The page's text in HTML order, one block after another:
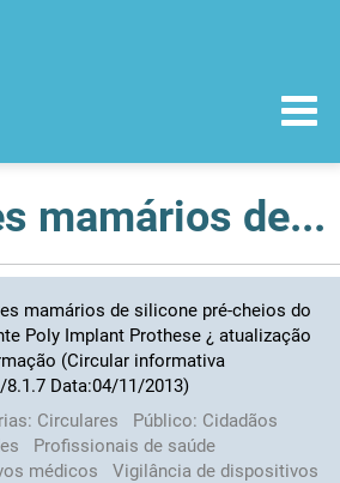
Implantes mamários de silicone pré-cheios do fabricante Poly Implant Prothese ¿ atualização de informação (Circular informativa 245/CD/8.1.7 Data:04/11/2013)
mamários de silicone pré-cheios do
Poly Implant Prothese ¿ atualização
(Circular informativa
8.1.7 Data:04/11/2013)
Circulares Público: Cidadãos
Profissionais de saúde
médicos
Vigilância de dispositivos